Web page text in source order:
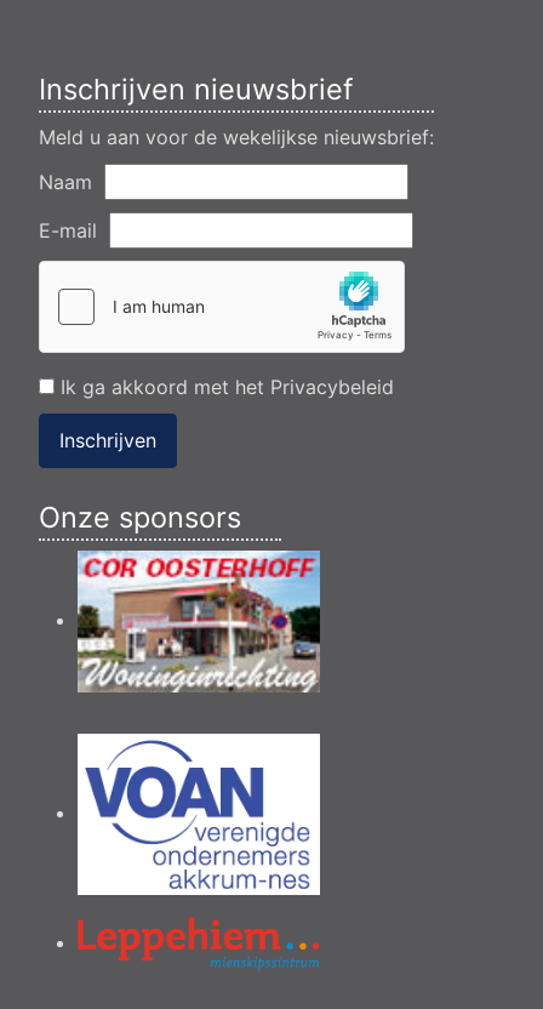
Inschrijven nieuwsbrief
Meld u aan voor de wekelijkse nieuwsbrief:
Naam
E-mail
Ik ga akkoord met het Privacybeleid
Inschrijven
Onze sponsors